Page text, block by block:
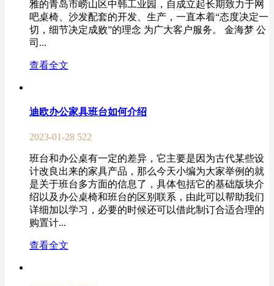
雅的青岛市崂山区中韩工业园，自成立起长期致力于网
吧桌椅、沙发配套的开发、生产，一直本着“态度决定一
切，细节决定成败”的理念 为广大客户服务。 金海梦 公
司...
查看全文
迪欧办公家具班台如何介绍
2023-01-28 522
班台和办公桌有一定的差异，它主要是因为古代某些设
计改良出来的家具产品，那么今天小编为大家举例的就
是关于班台多方面的信息了，具体包括它的基础版块介
绍以及办公桌椅和班台的区别联系，由此可以帮助我们
详细加以学习，必要的时候还可以借此制订合适合理的
购置计...
查看全文